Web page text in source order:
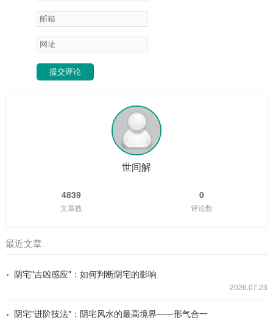
提交评论
世间解
4839
文章数
0
评论数
最近文章
阴宅"吉凶感应"：如何判断阴宅的影响
2026.07.23
阴宅"进阶技法"：阴宅风水的最高境界——形气合一